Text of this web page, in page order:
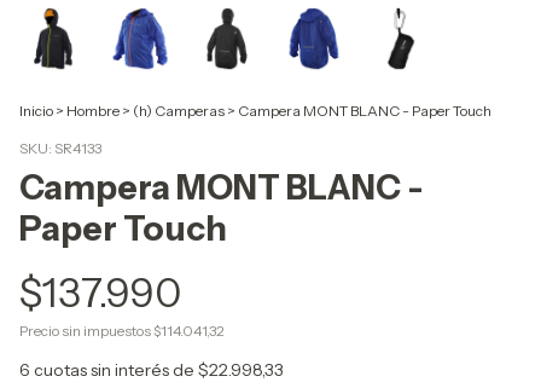
Inicio > Hombre > (h) Camperas > Campera MONT BLANC - Paper Touch
SKU: SR4133
Campera MONT BLANC -
Paper Touch
$137.990
Precio sin impuestos $114.041,32
6 cuotas sin interés de $22.998,33